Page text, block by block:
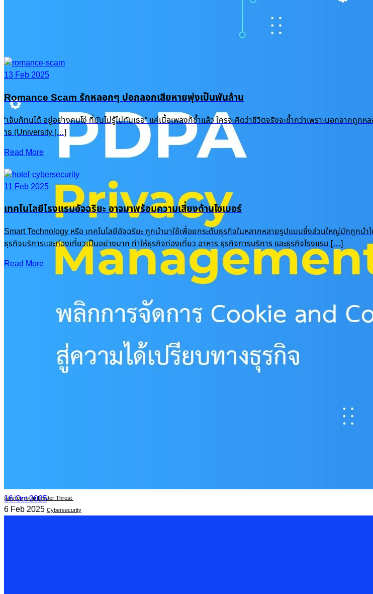
16 Oct 2025
ในยุคดิจิทัลที่ “ข้อมูล” คือทรัพยากรสำคัญของทุกองค์กร การคุ้มครองข้อมูลส่วนบุคคลจึงไม่ใช่เพียงเรื่องของกา
13 Feb 2025
Romance Scam รักหลอกๆ ปอกลอกเสียหายพุ่งเป็นพันล้าน
“เจ็บก็ทนได้ อยู่อย่างคนโง่ ที่มันไม่รู้ไม่ทันเธอ” แค่เนื้อเพลงก็ช้ำแล้ว ใครจะคิดว่าชีวิตจริงจะช้ำกว่าเพราะนอกจา
าธ (University […]
Read More
11 Feb 2025
เทคโนโลยีโรงแรมอัจฉริยะ อาจมาพร้อมความเสี่ยงด้านไซเบอร์
Smart Technology หรือ เทคโนโลยีอัจฉริยะ ถูกนำมาใช้เพื่อยกระดับธุรกิจในหลากหลายรูปแบบซึ่งส่วนใหญ่มักถูกน
ธุรกิจบริการและท่องเที่ยวเป็นอย่างมาก ทำให้ธุรกิจท่องเที่ยว อาหาร ธุรกิจการบริการ และธุรกิจโรงแรม […]
Read More
PDPA Privacy Management: พลิกการจัดการ Cookie & Consent สู่ความได้เปรียบทางธุรกิจ
Romance Scam รักหลอกๆ ปอกลอกเสียหายพุ่งเป็นพันล้าน
Cybersecurity
รู้จักภัยคุกคาม Insider Threat
6 Feb 2025 Cybersecurity